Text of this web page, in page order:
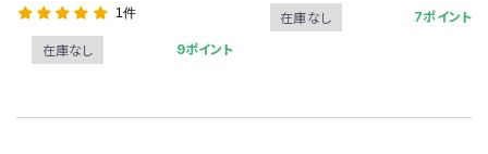
1件
在庫なし 9ポイント
在庫なし 7ポイント